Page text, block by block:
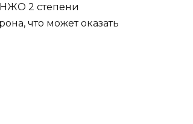
НЖО 2 степени
что может оказать